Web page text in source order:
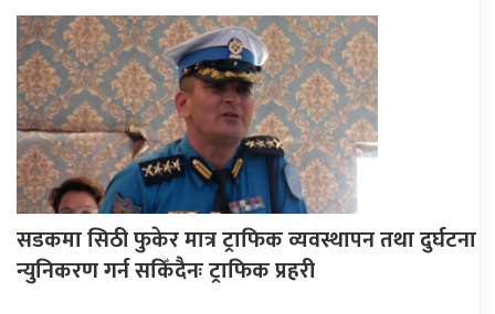
सडकमा सिठी फुकेर मात्र ट्राफिक व्यवस्थापन तथा दुर्घटना
न्युनिकरण गर्न सकिँदैनः ट्राफिक प्रहरी